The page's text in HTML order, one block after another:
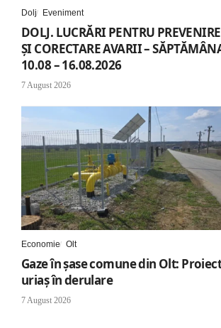
Dolj Eveniment
DOLJ. LUCRĂRI PENTRU PREVENIRE
ȘI CORECTARE AVARII –
10.08 – 16.08.2026
7 August 2026
Economie Olt
Gaze în șase comune din Olt:
uriaș în derulare
7 August 2026